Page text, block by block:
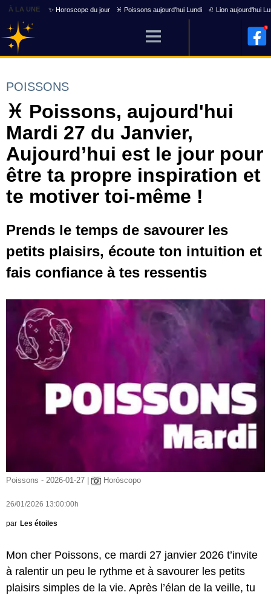
À LA UNE ✨ Horoscope du jour ♓ Poissons aujourd'hui Lundi ♌ Lion aujourd'hui
POISSONS
♓ Poissons, aujourd'hui
Mardi 27 du Janvier,
Aujourd’hui est le jour pour
être ta propre inspiration et
te motiver toi-même !
Prends le temps de savourer les
petits plaisirs, écoute ton intuition et
fais confiance à tes ressentis
Poissons - 2026-01-27 | Horóscopo
26/01/2026 13:00:00h
par Les étoiles
Mon cher Poissons, ce mardi 27 janvier 2026 t’invite
à ralentir un peu le rythme et à savourer les petits
plaisirs simples de la vie. Après l’élan de la veille, tu